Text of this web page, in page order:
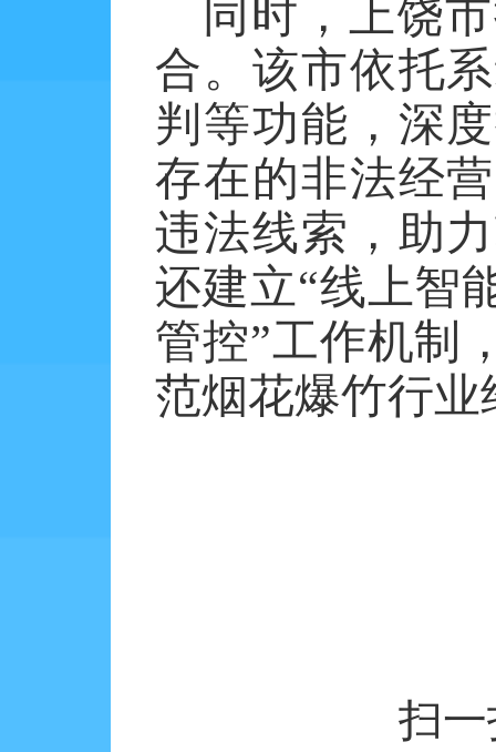
同时，上饶
合。该市依托
判等功能，深
存在的非法经
违法线索，助
还建立“线上智
管控”工作机制
范烟花爆竹行业
扫